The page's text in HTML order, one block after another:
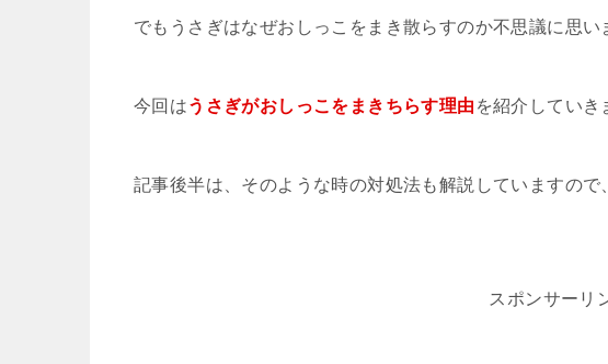
でもうさぎはなぜおしっこをまき散らすのか不思議に思い
今回はうさぎがおしっこをまきちらす理由 を紹介していき
記事後半は、そのような時の対処法も解説していますの
スポンサーリ